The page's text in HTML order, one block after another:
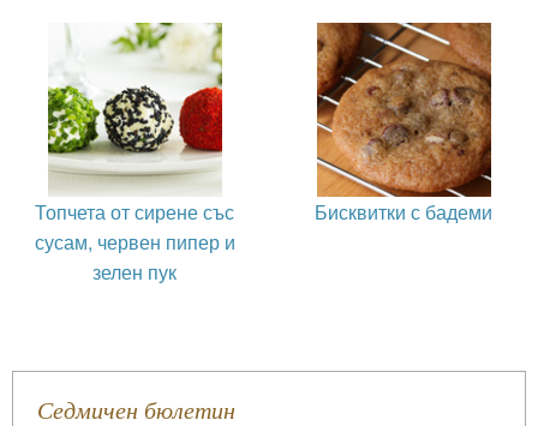
Топчета от сирене със
сусам, червен пипер и
зелен пук
Бисквитки с бадеми
Седмичен бюлетин